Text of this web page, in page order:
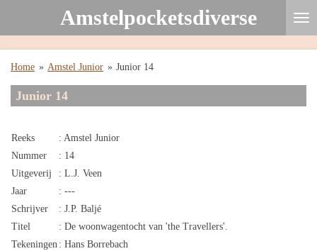
de
Amstelpocketsdiverse
Home » Amstel Junior » Junior 14
Junior 14
Reeks
: Amstel Junior
Nummer
: 14
Uitgeverij
: L.J. Veen
Jaar
: ---
Schrijver
: J.P. Baljé
Titel
: De woonwagentocht van 'the Travellers'.
Tekeningen : Hans Borrebach